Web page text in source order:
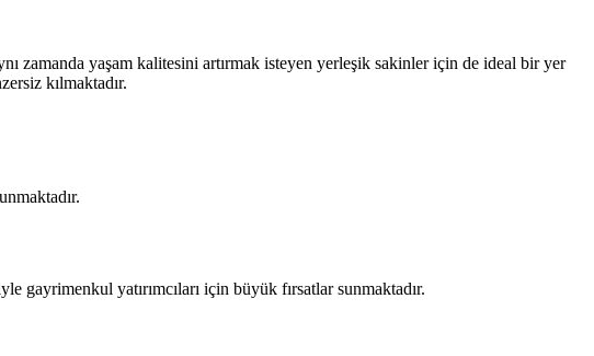
zamanda yaşam kalitesini artırmak isteyen yerleşik sakinler için de ideal bir yer
kılmaktadır.
gayrimenkul yatırımcıları için büyük fırsatlar sunmaktadır.